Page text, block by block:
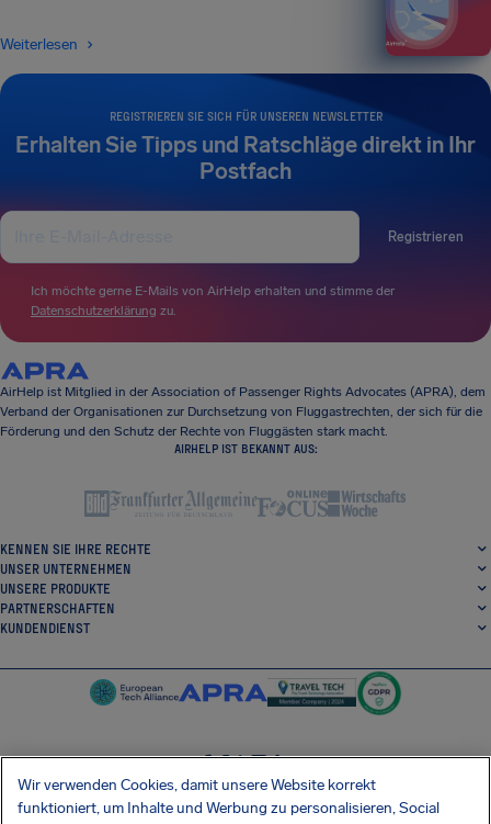
REGISTRIEREN SIE SICH FÜR UNSEREN NEWSLETTER
Erhalten Sie Tipps und Ratschläge direkt in Ihr
Postfach
Registrieren
Ich möchte gerne E-Mails von AirHelp erhalten und stimme der
Datenschutzerklärung zu.
Weiterlesen
AirHelp ist Mitglied in der Association of Passenger Rights Advocates (APRA), dem
Verband der Organisationen zur Durchsetzung von Fluggastrechten, der sich für die
Förderung und den Schutz der Rechte von Fluggästen stark macht.
AIRHELP IST BEKANNT AUS:
KENNEN SIE IHRE RECHTE
UNSER UNTERNEHMEN
UNSERE PRODUKTE
PARTNERSCHAFTEN
KUNDENDIENST
SocialFacebook
SocialTwitter
SocialInstagram
SocialLinkedin
Wir verwenden Cookies, damit unsere Website korrekt
funktioniert, um Inhalte und Werbung zu personalisieren, Social